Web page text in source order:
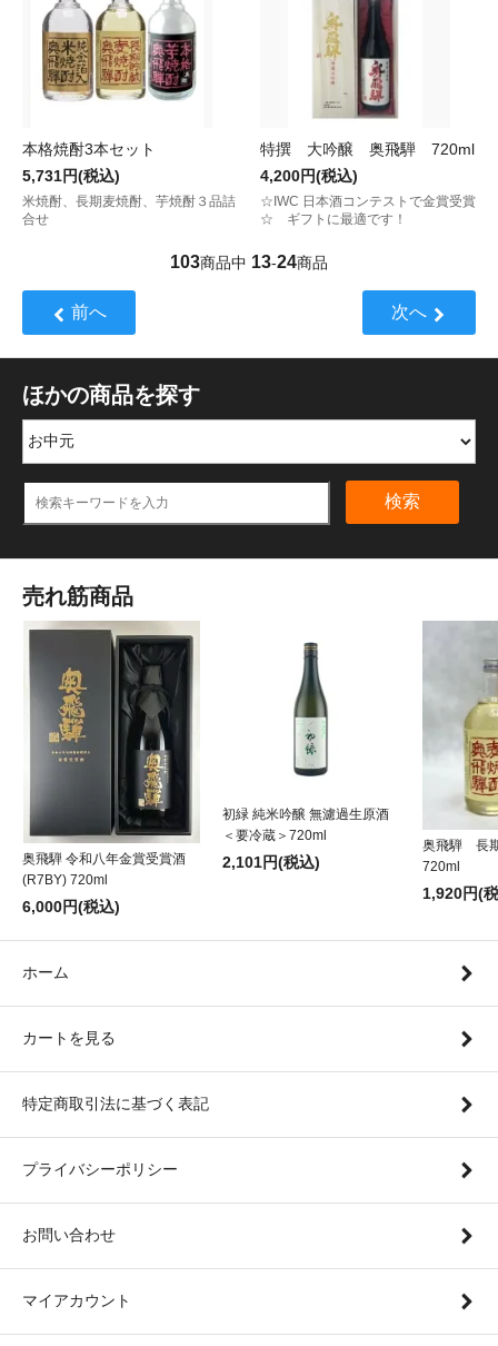
本格焼酎3本セット
5,731円(税込)
米焼酎、長期麦焼酎、芋焼酎３品詰
合せ
特撰 大吟醸 奥飛騨 720ml
4,200円(税込)
☆IWC 日本酒コンテストで金賞受賞
☆ ギフトに最適です！
103商品中 13-24商品
前へ 次へ
ほかの商品を探す
検索
売れ筋商品
奥飛騨 令和八年金賞受賞酒
(R7BY) 720ml
6,000円(税込)
初緑 純米吟醸 無濾過生原酒
＜要冷蔵＞720ml
2,101円(税込)
奥飛騨 長
720ml
1,920円(
ホーム
カートを見る
特定商取引法に基づく表記
プライバシーポリシー
お問い合わせ
マイアカウント